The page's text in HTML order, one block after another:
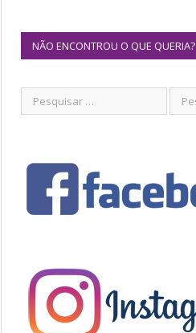
NÃO ENCONTROU O QUE QUERIA?